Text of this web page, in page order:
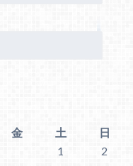
金 土
日
1
2